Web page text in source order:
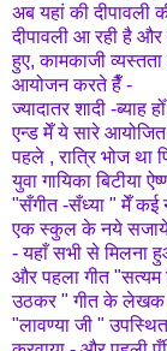
अब यहां की दीपावली
दीपावली आ रही है और
हुए, कामकाजी
आयोजन करते हैँ -
ज्यादातर शादी -ब्याह
एन्ड मेँ ये सारे
पहले , रात्रि भोज था
युवा गायिका बिटीया
"सँगीत -सँध्या " मेँ कई
एक स्कुल के नये सजाये
- यहाँ सभी से मिलना
और पहला गीत "सत्यम
उठकर " गीत के लेखक
"लावण्या जी "